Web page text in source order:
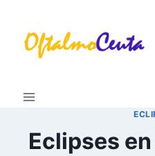
contenido
Eclipses